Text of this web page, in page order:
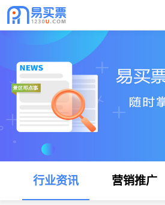
行业资讯 营销推广